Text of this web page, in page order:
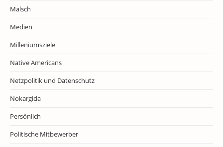
Malsch
Medien
Milleniumsziele
Native Americans
Netzpolitik und Datenschutz
Nokargida
Persönlich
Politische Mitbewerber